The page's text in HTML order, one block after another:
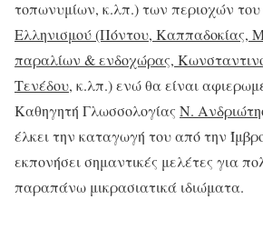
τοπωνυμίων, κ.λπ.) των περιοχών του
Ελληνισμού (Πόντου, Καππαδοκίας,
παραλίων & ενδοχώρας,
Τενέδου, κ.λπ.) ενώ θα είναι
Καθηγητή Γλωσσολογίας Ν. Ανδριώτη
έλκει την καταγωγή του από την
εκπονήσει σημαντικές μελέτες για
παραπάνω μικρασιατικά ιδιώματα.